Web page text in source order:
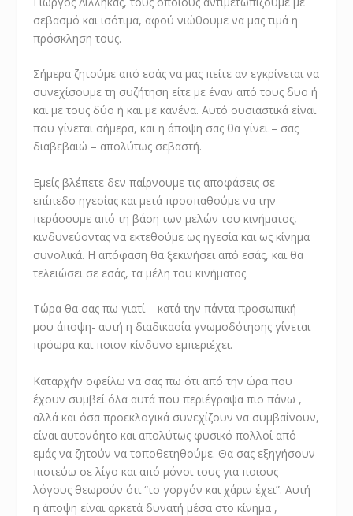
σεβασμό και ισότιμα, αφού νιώθουμε να μας τιμά η
πρόσκληση τους.
Σήμερα ζητούμε από εσάς να μας πείτε αν εγκρίνεται να
συνεχίσουμε τη συζήτηση είτε με έναν από τους δυο ή
και με τους δύο ή και με κανένα. Αυτό ουσιαστικά είναι
που γίνεται σήμερα, και η άποψη σας θα γίνει – σας
διαβεβαιώ – απολύτως σεβαστή.
Εμείς βλέπετε δεν παίρνουμε τις αποφάσεις σε
επίπεδο ηγεσίας και μετά προσπαθούμε να την
περάσουμε από τη βάση των μελών του κινήματος,
κινδυνεύοντας να εκτεθούμε ως ηγεσία και ως κίνημα
συνολικά. Η απόφαση θα ξεκινήσει από εσάς, και θα
τελειώσει σε εσάς, τα μέλη του κινήματος.
Τώρα θα σας πω γιατί – κατά την πάντα προσωπική
μου άποψη- αυτή η διαδικασία γνωμοδότησης γίνεται
πρόωρα και ποιον κίνδυνο εμπεριέχει.
Καταρχήν οφείλω να σας πω ότι από την ώρα που
έχουν συμβεί όλα αυτά που περιέγραψα πιο πάνω ,
αλλά και όσα προεκλογικά συνεχίζουν να συμβαίνουν,
είναι αυτονόητο και απολύτως φυσικό πολλοί από
εμάς να ζητούν να τοποθετηθούμε. Θα σας εξηγήσουν
πιστεύω σε λίγο και από μόνοι τους για ποιους
λόγους θεωρούν ότι “το γοργόν και χάριν έχει”. Αυτή
η άποψη είναι αρκετά δυνατή μέσα στο κίνημα ,